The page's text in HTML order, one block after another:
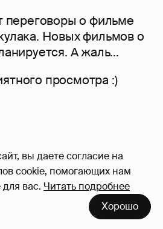
вы даете согласие на
cookie, помогающих нам
для вас. Читать подробнее
Хорошо
переговоры о фильме
Новых фильмов о
А жаль...
просмотра :)
, чтобы читать и